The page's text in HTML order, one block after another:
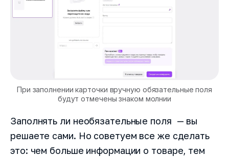
При заполнении карточки вручную обязательные поля
будут отмечены знаком молнии
Заполнять ли необязательные поля — вы
решаете сами. Но советуем все же сделать
это: чем больше информации о товаре, тем